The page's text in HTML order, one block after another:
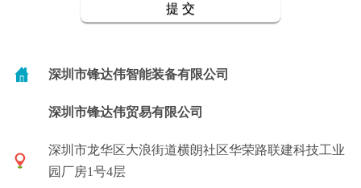
深圳市锋达伟智能装备有限公司
深圳市锋达伟贸易有限公司
深圳市龙华区大浪街道横朗社区华荣路联建科技工业
园厂房1号4层